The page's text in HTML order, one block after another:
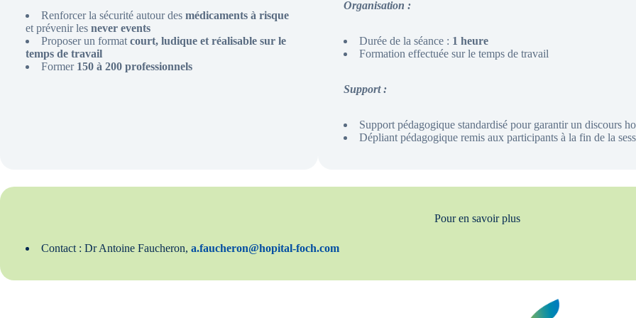
Renforcer la sécurité autour des médicaments à risque
et prévenir les never events
Proposer un format court, ludique et réalisable sur le
temps de travail
Former 150 à 200 professionnels
Organisation :
Durée de la séance : 1 heure
Formation effectuée sur le temps de travail
Support :
Support pédagogique standardisé pour garantir un discours
Dépliant pédagogique remis aux participants à la fin de la
Pour en savoir plus
Contact : Dr Antoine Faucheron, a.faucheron@hopital-foch.com